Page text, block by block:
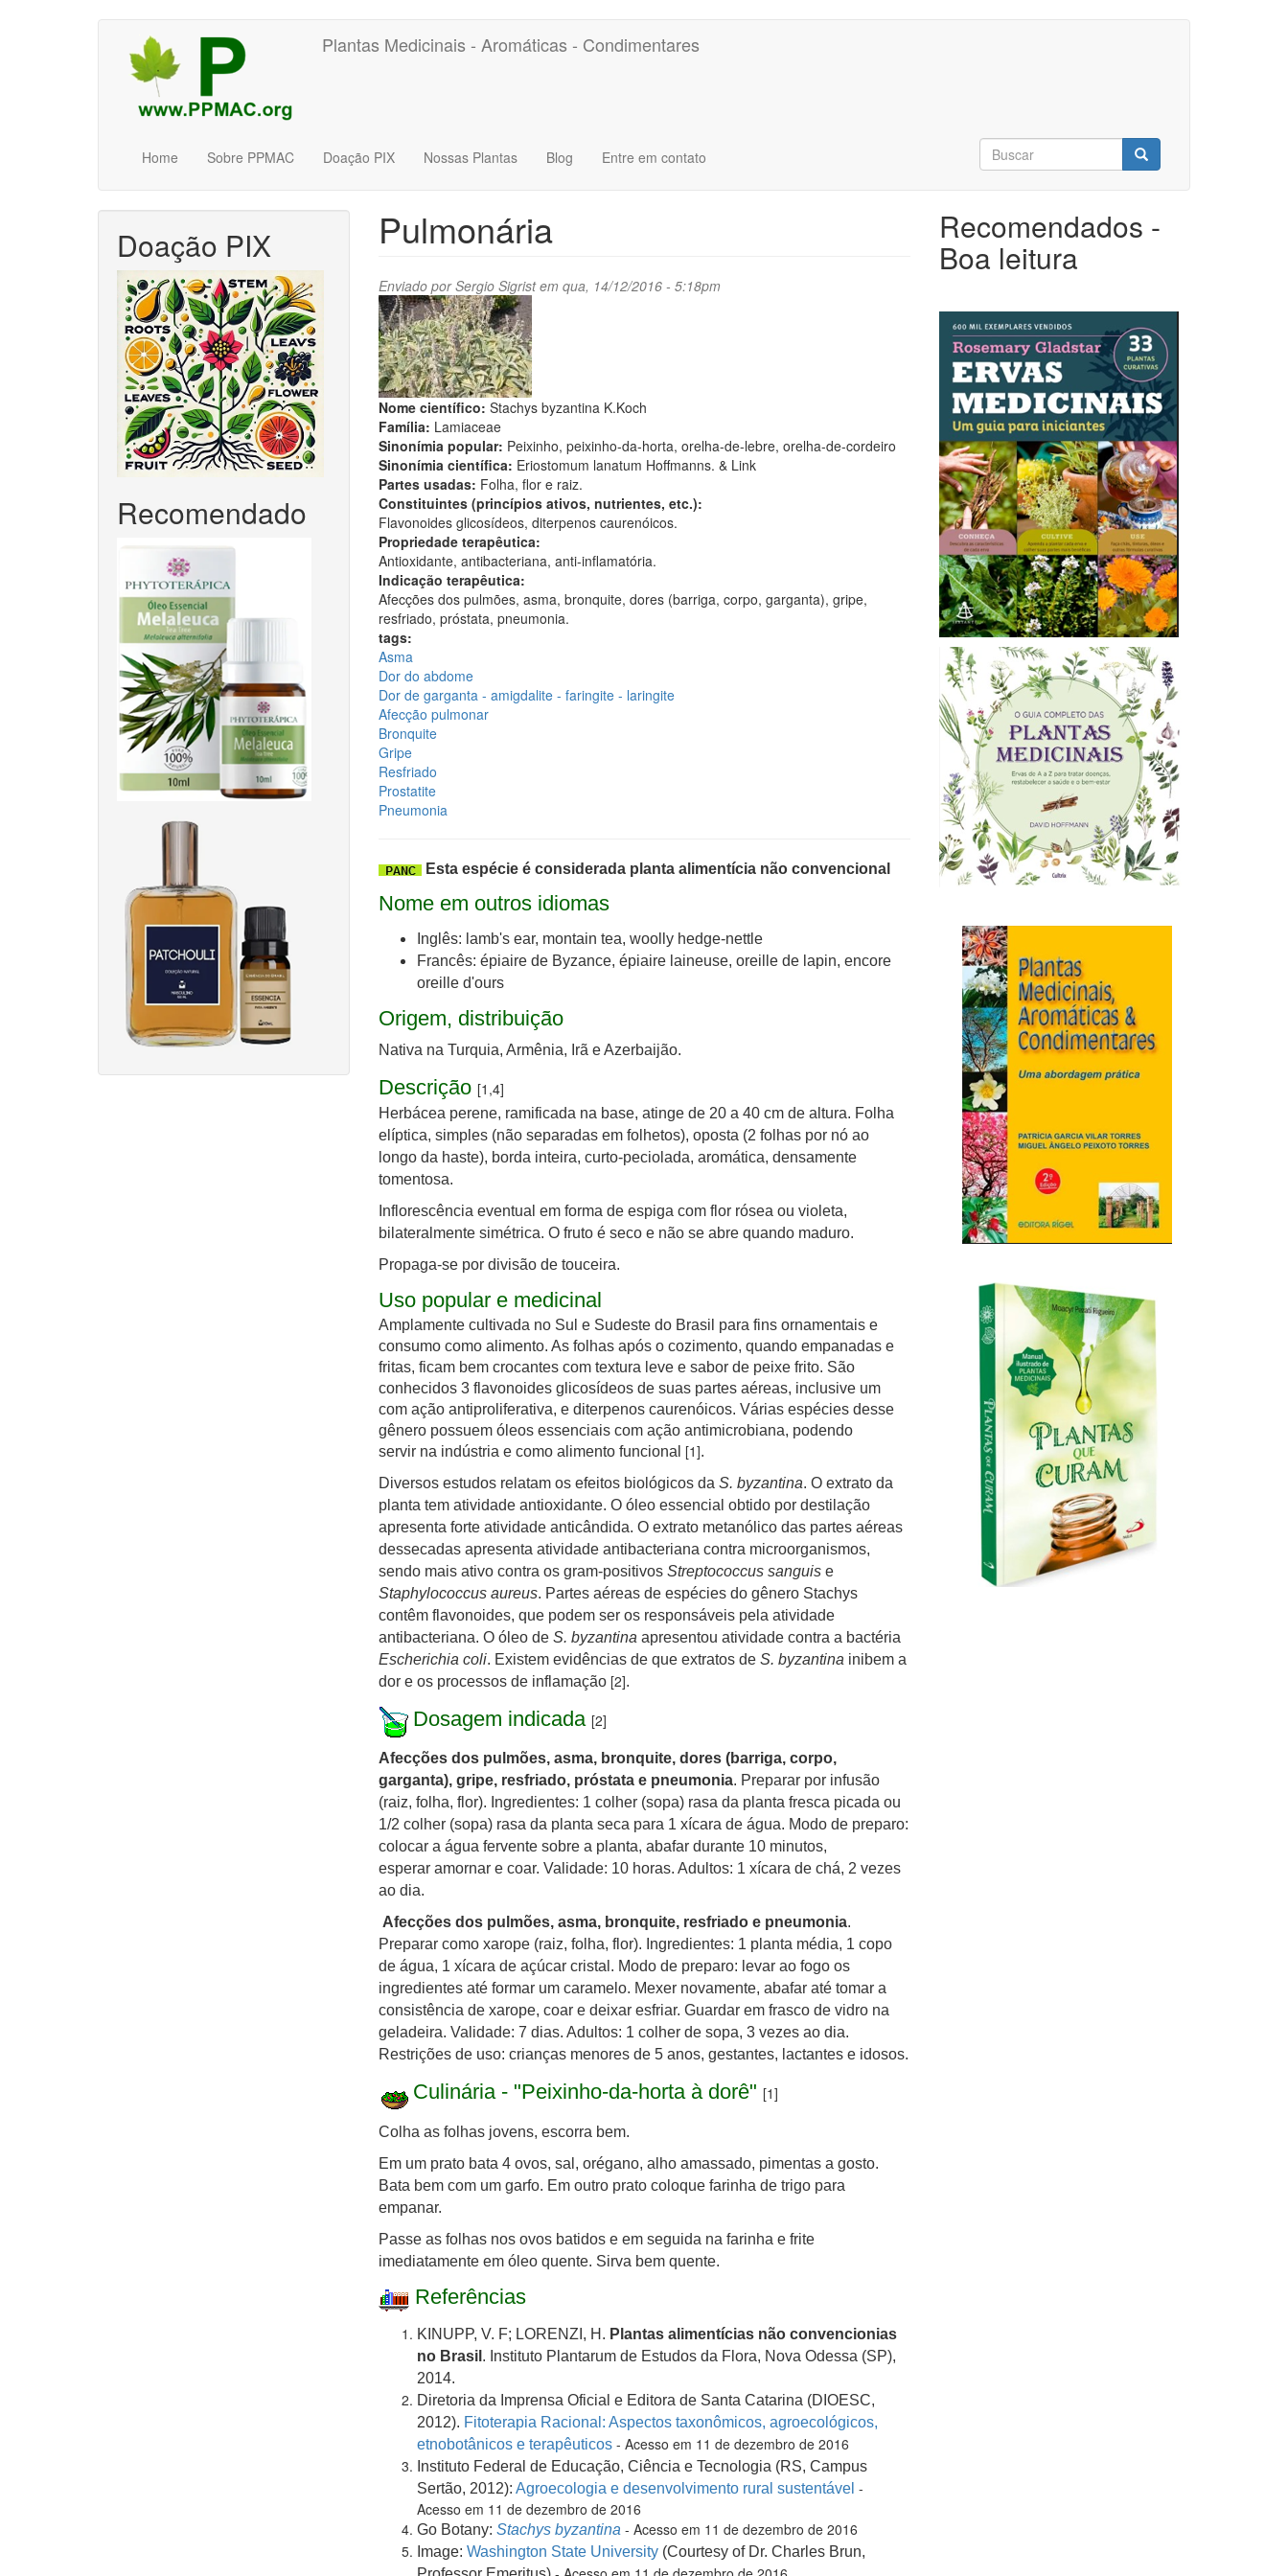
Plantas Medicinais - Aromáticas - Condimentares
Home Sobre PPMAC Doação PIX Nossas Plantas Blog Entre em contato Formulário
de
busca
Doação PIX
Recomendado
Pulmonária
Enviado porSergio Sigristem qua, 14/12/2016 - 5:18pm
Nome científico: Stachys byzantina K.Koch
Família: Lamiaceae
Sinonímia popular: Peixinho, peixinho-da-horta, orelha-de-lebre, orelha-de-cordeiro
Sinonímia científica: Eriostomum lanatum Hoffmanns. & Link
Partes usadas: Folha, flor e raiz.
Constituintes (princípios ativos, nutrientes, etc.):
Flavonoides glicosídeos, diterpenos caurenóicos.
Propriedade terapêutica:
Antioxidante, antibacteriana, anti-inflamatória.
Indicação terapêutica:
Afecções dos pulmões, asma, bronquite, dores (barriga, corpo, garganta), gripe,
resfriado, próstata, pneumonia.
tags:
Asma
Dor do abdome
Dor de garganta - amigdalite - faringite - laringite
Afecção pulmonar
Bronquite
Gripe
Resfriado
Prostatite
Pneumonia
Esta espécie é considerada planta alimentícia não convencional
Nome em outros idiomas
Inglês: lamb's ear, montain tea, woolly hedge-nettle
Francês: épiaire de Byzance, épiaire laineuse, oreille de lapin, encore
oreille d'ours​
Origem, distribuição
Nativa na Turquia, Armênia, Irã e Azerbaijão.
Descrição [1,4]
Herbácea perene, ramificada na base, atinge de 20 a 40 cm de altura. Folha
elíptica, simples (não separadas em folhetos), oposta (2 folhas por nó ao
longo da haste), borda inteira, curto-peciolada, aromática, densamente
tomentosa.
Inflorescência eventual em forma de espiga com flor rósea ou violeta,
bilateralmente simétrica. O fruto é seco e não se abre quando maduro.
Propaga-se por divisão de touceira.
Uso popular e medicinal
Amplamente cultivada no Sul e Sudeste do Brasil para fins ornamentais e
consumo como alimento. As folhas após o cozimento, quando empanadas e
fritas, ficam bem crocantes com textura leve e sabor de peixe frito. São
conhecidos 3 flavonoides glicosídeos de suas partes aéreas, inclusive um
com ação antiproliferativa, e diterpenos caurenóicos. Várias espécies desse
gênero possuem óleos essenciais com ação antimicrobiana, podendo
servir na indústria e como alimento funcional [1].
Diversos estudos relatam os efeitos biológicos da S. byzantina. O extrato da
planta tem atividade antioxidante. O óleo essencial obtido por destilação
apresenta forte atividade anticândida. O extrato metanólico das partes aéreas
dessecadas apresenta atividade antibacteriana contra microorganismos,
sendo mais ativo contra os gram-positivos Streptococcus sanguise
Staphylococcus aureus. Partes aéreas de espécies do gênero Stachys
contêm flavonoides, que podem ser os responsáveis pela atividade
antibacteriana. O óleo de S. byzantina apresentou atividade contra a bactéria
Escherichia coli. Existem evidências de que extratos de S. byzantina inibem a
dor e os processos de inflamação [2].
Dosagem indicada [2]
Afecções dos pulmões, asma, bronquite, dores (barriga, corpo,
garganta), gripe, resfriado, próstata e pneumonia. Preparar por infusão
(raiz, folha, flor). Ingredientes: 1 colher (sopa) rasa da planta fresca picada ou
1/2 colher (sopa) rasa da planta seca para 1 xícara de água. Modo de preparo:
colocar a água fervente sobre a planta, abafar durante 10 minutos,
esperar amornar e coar. Validade: 10 horas. Adultos: 1 xícara de chá, 2 vezes
ao dia.
Afecções dos pulmões, asma, bronquite, resfriado e pneumonia.
Preparar como xarope (raiz, folha, flor). Ingredientes: 1 planta média, 1 copo
de água, 1 xícara de açúcar cristal. Modo de preparo: levar ao fogo os
ingredientes até formar um caramelo. Mexer novamente, abafar até tomar a
consistência de xarope, coar e deixar esfriar. Guardar em frasco de vidro na
geladeira. Validade: 7 dias. Adultos: 1 colher de sopa, 3 vezes ao dia.
Restrições de uso: crianças menores de 5 anos, gestantes, lactantes e idosos.
Culinária - "Peixinho-da-horta à dorê" [1]
Colha as folhas jovens, escorra bem.
Em um prato bata 4 ovos, sal, orégano, alho amassado, pimentas a gosto.
Bata bem com um garfo. Em outro prato coloque farinha de trigo para
empanar.
Passe as folhas nos ovos batidos e em seguida na farinha e frite
imediatamente em óleo quente. Sirva bem quente.
Referências
KINUPP, V. F; LORENZI, H. Plantas alimentícias não convencionias
no Brasil . Instituto Plantarum de Estudos da Flora, Nova Odessa (SP),
2014.
Diretoria da Imprensa Oficial e Editora de Santa Catarina (DIOESC,
2012). Fitoterapia Racional: Aspectos taxonômicos, agroecológicos,
etnobotânicos e terapêuticos- Acesso em 11 de dezembro de 2016
Instituto Federal de Educação, Ciência e Tecnologia (RS, Campus
Sertão, 2012): Agroecologia e desenvolvimento rural sustentável -
Acesso em 11 de dezembro de 2016
Go Botany: Stachys byzantina - Acesso em 11 de dezembro de 2016
Image: Washington State University(Courtesy of Dr. Charles Brun,
Recomendados -
Boa leitura